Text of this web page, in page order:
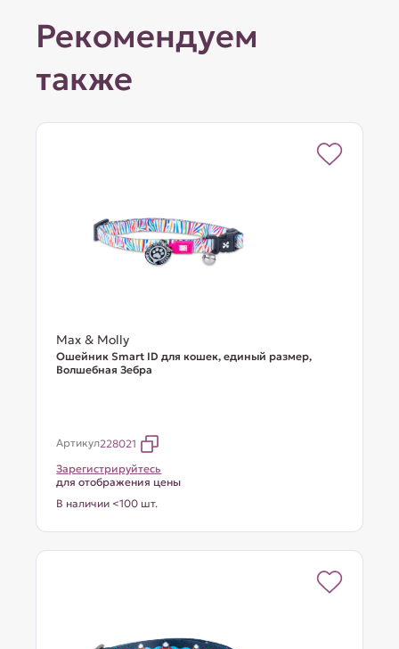
Рекомендуем
также
Max & Molly
Ошейник Smart ID для кошек, единый размер,
Волшебная Зебра
Артикул228021
Зарегистрируйтесь
для отображения цены
В наличии <100 шт.